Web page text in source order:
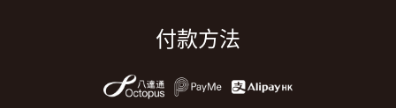
付款方法